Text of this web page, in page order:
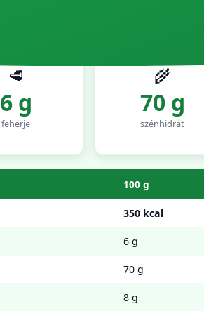
🥩
6 g
fehérje
🌾
70 g
szénhidrát
100 g
350 kcal
6 g
70 g
8 g